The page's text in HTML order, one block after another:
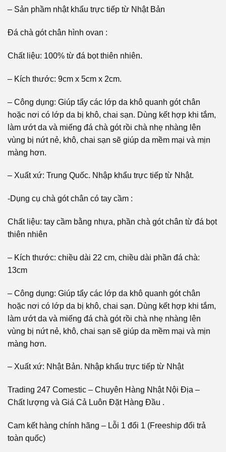
– Sản phầm nhật khẩu trực tiếp từ Nhật Bản
Đá chà gót chân hình ovan :
Chất liệu: 100% từ đá bọt thiên nhiên.
– Kích thước: 9cm x 5cm x 2cm.
– Công dụng: Giúp tẩy các lớp da khô quanh gót chân
hoặc nơi có lớp da bị khô, chai sạn. Dùng kết hợp khi tắm,
làm ướt da và miếng đá chà gót rồi chà nhẹ nhàng lên
vùng bị nứt nẻ, khô, chai sạn sẽ giúp da mềm mại và mịn
màng hơn.
– Xuất xứ: Trung Quốc. Nhập khẩu trực tiếp từ Nhật.
-Dụng cụ chà gót chân có tay cầm :
Chất liệu: tay cầm bằng nhựa, phần chà gót chân từ đá bọt
thiên nhiên
– Kích thước: chiều dài 22 cm, chiều dài phần đá chà:
13cm
– Công dụng: Giúp tẩy các lớp da khô quanh gót chân
hoặc nơi có lớp da bị khô, chai sạn. Dùng kết hợp khi tắm,
làm ướt da và miếng đá chà gót rồi chà nhẹ nhàng lên
vùng bị nứt nẻ, khô, chai sạn sẽ giúp da mềm mại và mịn
màng hơn.
– Xuất xứ: Nhật Bản. Nhập khẩu trực tiếp từ Nhật
Trading 247 Comestic – Chuyên Hàng Nhật Nội Địa –
Chất lượng và Giá Cả Luôn Đặt Hàng Đầu .
Cam kết hàng chính hãng – Lỗi 1 đổi 1 (Freeship đổi trả
toàn quốc)